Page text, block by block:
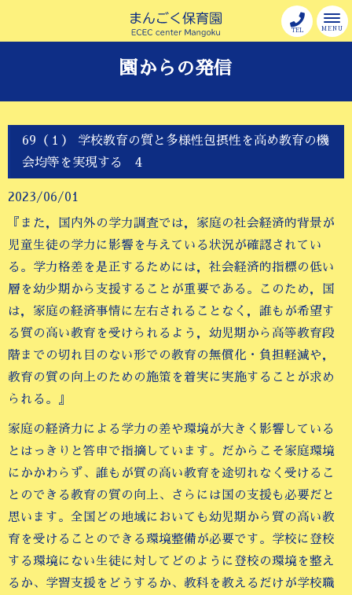
MENU
TEL
園からの発信
69（１） 学校教育の質と多様性包摂性を高め教育の機
会均等を実現する 4
2023/06/01
『また，国内外の学力調査では，家庭の社会経済的背景が
児童生徒の学力に影響を与えている状況が確認されてい
る。学力格差を是正するためには，社会経済的指標の低い
層を幼少期から支援することが重要である。このため，国
は，家庭の経済事情に左右されることなく，誰もが希望す
る質の高い教育を受けられるよう，幼児期から高等教育段
階までの切れ目のない形での教育の無償化・負担軽減や，
教育の質の向上のための施策を着実に実施することが求め
られる。』
家庭の経済力による学力の差や環境が大きく影響している
とはっきりと答申で指摘しています。だからこそ家庭環境
にかかわらず、誰もが質の高い教育を途切れなく受けるこ
とのできる教育の質の向上、さらには国の支援も必要だと
思います。全国どの地域においても幼児期から質の高い教
育を受けることのできる環境整備が必要です。学校に登校
する環境にない生徒に対してどのように登校の環境を整え
るか、学習支援をどうするか、教科を教えるだけが学校職